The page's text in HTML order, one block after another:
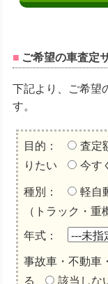
ご希望の車査定
下記より、ご希望
す。
目的： 査定
りたい
今す
種別： 軽自
（トラック・重
年式：
事故車・不動車
る
該当しな